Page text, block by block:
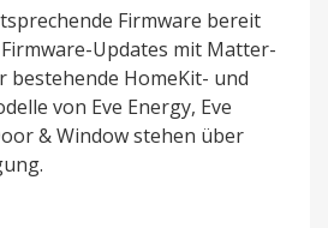
Firmware bereit
Updates mit Matter-
HomeKit- und
von Eve Energy, Eve
& Window stehen über